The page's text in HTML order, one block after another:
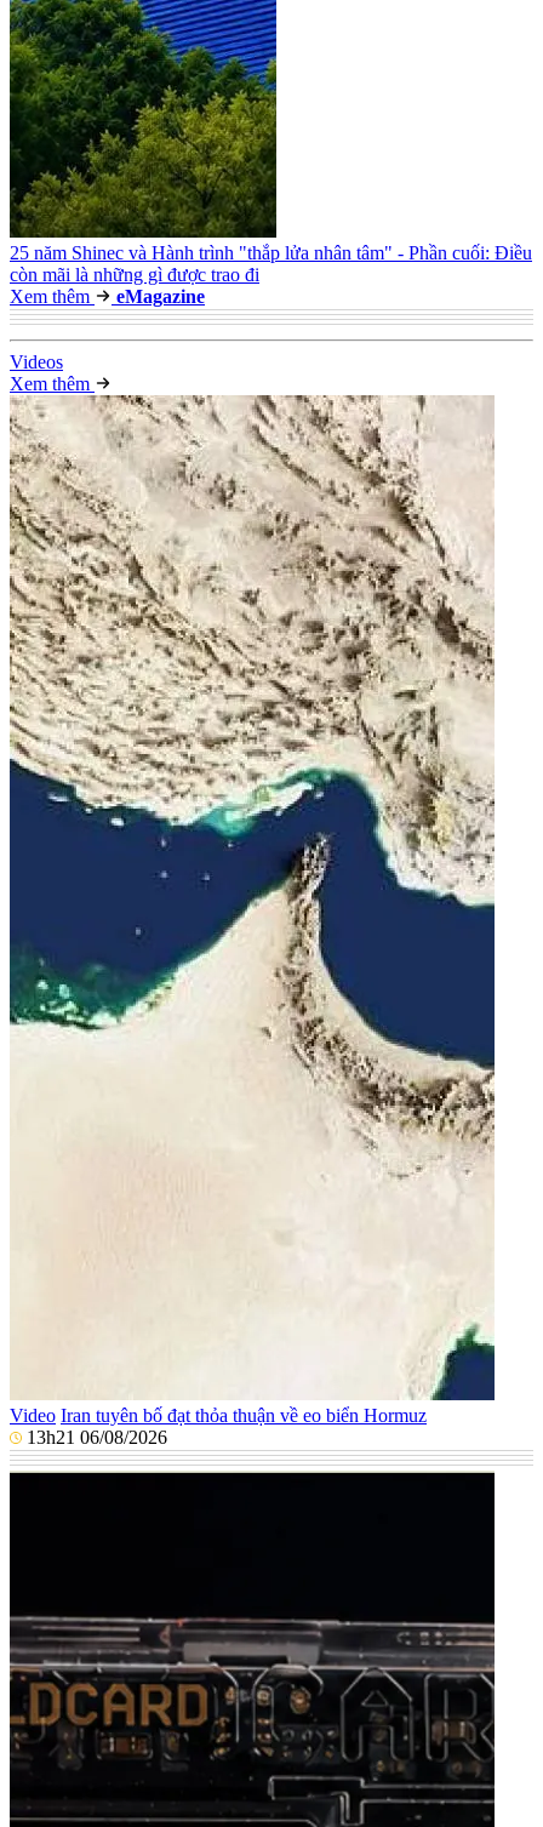
25 năm Shinec và Hành trình "thắp lửa nhân tâm" - Phần cuối: Điều
còn mãi là những gì được trao đi
Xem thêm
eMagazine
Videos
Xem thêm
Video Iran tuyên bố đạt thỏa thuận về eo biển Hormuz
13h21 06/08/2026